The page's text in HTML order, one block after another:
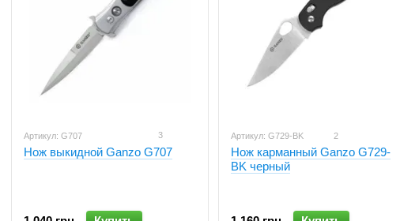
Как заказать ножи
В нашем интернет магазине вы
Киеву и всей Украине. Вы можете
Продукция торговой марки Ганзо
В число основных преимуществ
идут в ногу со временем и
При разработке новых моделей
производства, поэтапный
Артикул: G707 3
Нож выкидной Ganzo G707
Артикул: G729-BK 2
Нож карманный Ganzo G729-
BK черный